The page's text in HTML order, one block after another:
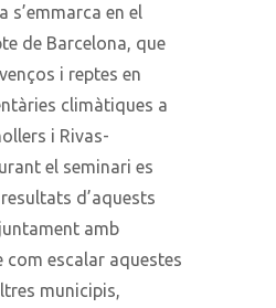
s’emmarca en el
de Barcelona, que
i reptes en
climàtiques a
i Rivas-
el seminari es
d’aquests
amb
com escalar aquestes
municipis,